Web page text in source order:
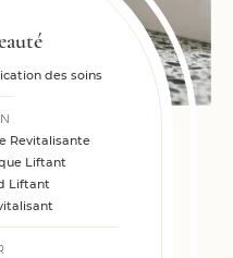
des soins
Revitalisante
Liftant
Liftant